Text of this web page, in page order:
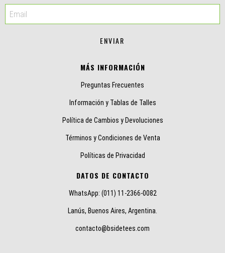
MÁS INFORMACIÓN
Preguntas Frecuentes
Información y Tablas de Talles
Política de Cambios y Devoluciones
Términos y Condiciones de Venta
Políticas de Privacidad
DATOS DE CONTACTO
WhatsApp: (011) 11-2366-0082
Lanús, Buenos Aires, Argentina.
contacto@bsidetees.com